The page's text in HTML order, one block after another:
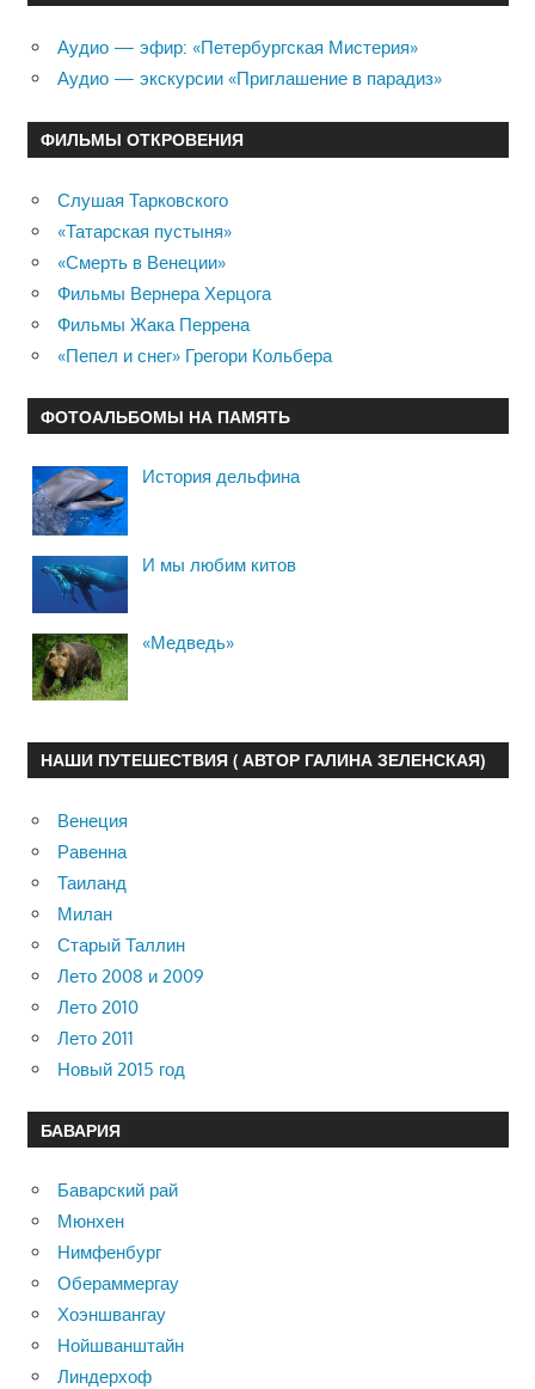
Аудио — эфир: «Петербургская Мистерия»
Аудио — экскурсии «Приглашение в парадиз»
ФИЛЬМЫ ОТКРОВЕНИЯ
Слушая Тарковского
«Татарская пустыня»
«Смерть в Венеции»
Фильмы Вернера Херцога
Фильмы Жака Перрена
«Пепел и снег» Грегори Кольбера
ФОТОАЛЬБОМЫ НА ПАМЯТЬ
История дельфина
И мы любим китов
«Медведь»
НАШИ ПУТЕШЕСТВИЯ ( АВТОР ГАЛИНА ЗЕЛЕНСКАЯ)
Венеция
Равенна
Таиланд
Милан
Старый Таллин
Лето 2008 и 2009
Лето 2010
Лето 2011
Новый 2015 год
БАВАРИЯ
Баварский рай
Мюнхен
Нимфенбург
Обераммергау
Хоэншвангау
Нойшванштайн
Линдерхоф